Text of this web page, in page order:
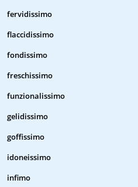
fervidissimo
flaccidissimo
fondissimo
freschissimo
funzionalissimo
gelidissimo
goffissimo
idoneissimo
infimo